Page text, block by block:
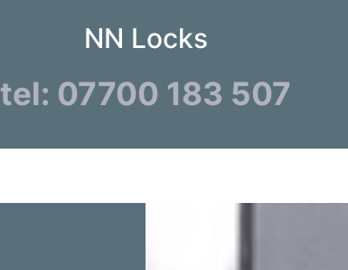
NN Locks
tel: 07700 183 507